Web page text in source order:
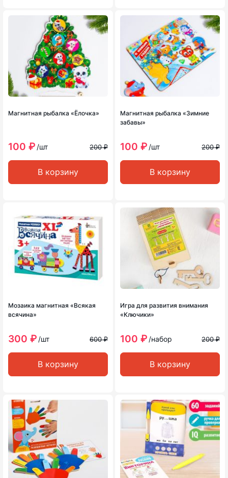
Магнитная рыбалка «Ёлочка»
100 ₽ /шт 200 ₽
В корзину
Магнитная рыбалка «Зимние
забавы»
100 ₽ /шт 200 ₽
В корзину
Мозаика магнитная «Всякая
всячина»
300 ₽ /шт 600 ₽
В корзину
Игра для развития внимания
«Ключики»
100 ₽ /набор 200 ₽
В корзину